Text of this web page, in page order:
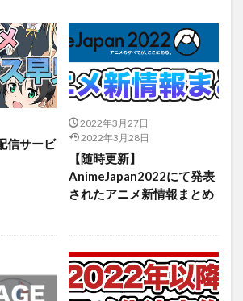
信サービ
2022年3月27日
2022年3月28日
【随時更新】
AnimeJapan2022にて発表
されたアニメ新情報まとめ